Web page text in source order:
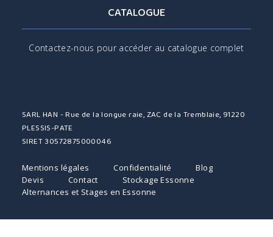
CATALOGUE
Contactez-nous pour accéder au catalogue complet
SARL HAN - Rue de la longue raie, ZAC de la Tremblaie, 91220
PLESSIS-PATE
SIRET 30572875000046
Mentions légales Confidentialité
Blog
Devis
Contact
Stockage Essonne
Alternances et Stages en Essonne